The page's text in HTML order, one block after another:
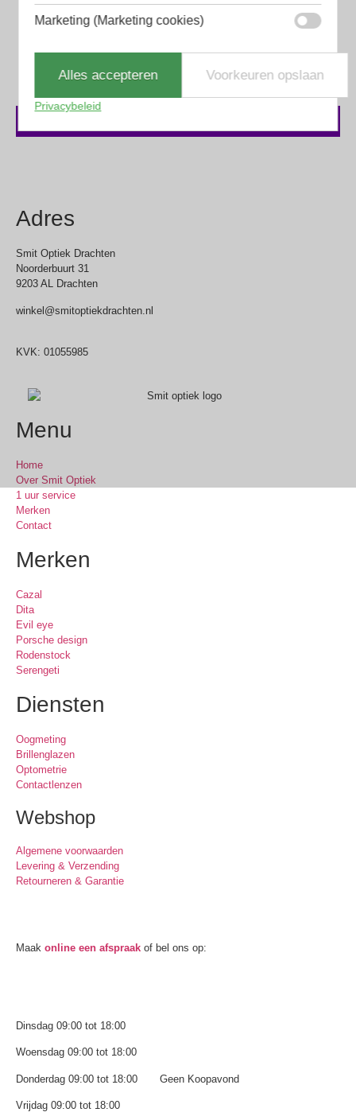
€
Adres
Smit Optiek Drachten
Noorderbuurt 31
9203 AL Drachten
winkel@smitoptiekdrachten.nl
KVK: 01055985
Menu
Home
Over Smit Optiek
1 uur service
Merken
Contact
Merken
Cazal
Dita
Evil eye
Porsche design
Rodenstock
Serengeti
Diensten
Oogmeting
Brillenglazen
Optometrie
Contactlenzen
Webshop
Algemene voorwaarden
Levering & Verzending
Retourneren & Garantie
Maak online een afspraak of bel ons op:
Dinsdag 09:00 tot 18:00
Woensdag 09:00 tot 18:00
Donderdag 09:00 tot 18:00 Geen Koopavond
Vrijdag 09:00 tot 18:00
Marketing (Marketing cookies)
Alles accepteren Voorkeuren opslaan
Privacybeleid